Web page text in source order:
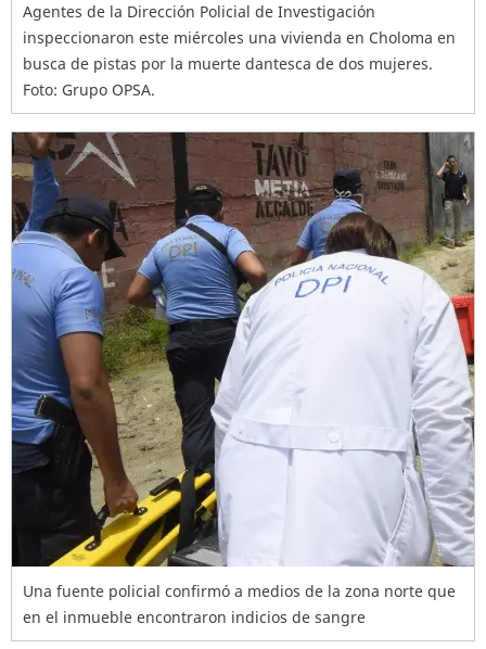
Agentes de la Dirección Policial de Investigación
inspeccionaron este miércoles una vivienda en Choloma en
busca de pistas por la muerte dantesca de dos mujeres.
Foto: Grupo OPSA.
Una fuente policial confirmó a medios de la zona norte que
en el inmueble encontraron indicios de sangre